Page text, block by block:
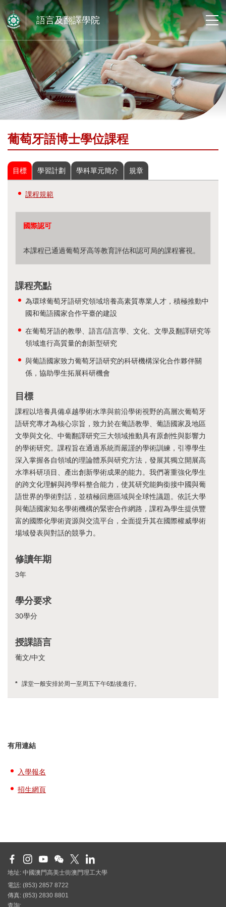
語言及翻譯學院
葡萄牙語博士學位課程
目標 學習計劃 學科單元簡介 規章
課程規範
國際認可
本課程已通過葡萄牙高等教育評估和認可局的課程審視。
課程亮點
為環球葡萄牙語研究領域培養高素質專業人才，積極推動中
國和葡語國家合作平臺的建設
在葡萄牙語的教學、語言/語言學、文化、文學及翻譯研究等
領域進行高質量的創新型研究
與葡語國家致力葡萄牙語研究的科研機構深化合作夥伴關
係，協助學生拓展科研機會
目標
課程以培養具備卓越學術水準與前沿學術視野的高層次葡萄牙
語研究專才為核心宗旨，致力於在葡語教學、葡語國家及地區
文學與文化、中葡翻譯研究三大領域推動具有原創性與影響力
的學術研究。課程旨在通過系統而嚴謹的學術訓練，引導學生
深入掌握各自領域的理論體系與研究方法，發展其獨立開展高
水準科研項目、產出創新學術成果的能力。我們著重強化學生
的跨文化理解與跨學科整合能力，使其研究能夠銜接中國與葡
語世界的學術對話，並積極回應區域與全球性議題。依託大學
與葡語國家知名學術機構的緊密合作網路，課程為學生提供豐
富的國際化學術資源與交流平台，全面提升其在國際權威學術
場域發表與對話的競爭力。
修讀年期
3年
學分要求
30學分
授課語言
葡文/中文
* 課堂一般安排於周一至周五下午6點後進行。
有用連結
入學報名
招生網頁
地址: 中國澳門高美士街澳門理工大學
電話: (853) 2857 8722
傳真: (853) 2830 8801